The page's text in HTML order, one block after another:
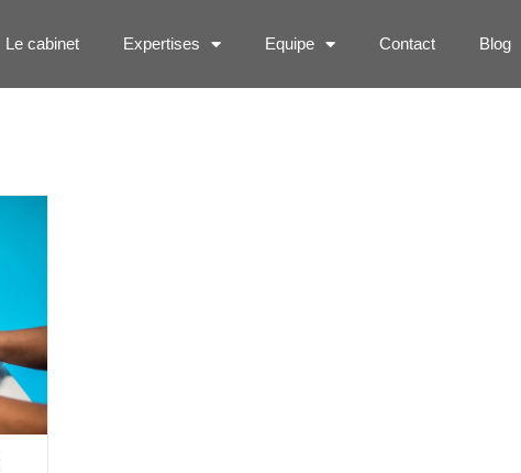
Le cabinet Expertises Equipe Contact Blog